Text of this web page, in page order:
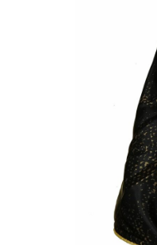
Brazilian Jiu jitsu